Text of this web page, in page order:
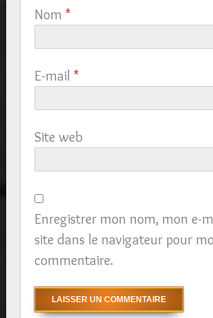
Nom *
E-mail *
Site web
Enregistrer mon nom, mon e-
site dans le navigateur pour
commentaire.